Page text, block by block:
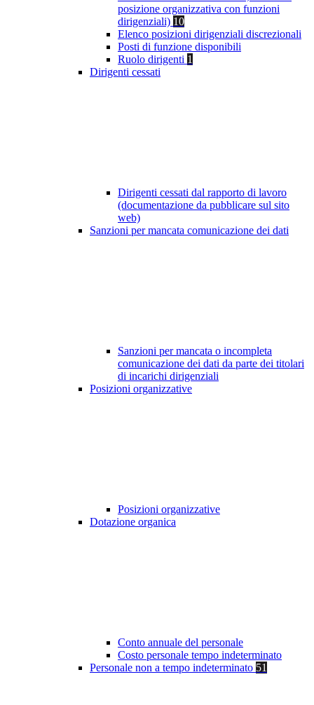
posizione organizzativa con funzioni
dirigenziali) 10
Elenco posizioni dirigenziali discrezionali
Posti di funzione disponibili
Ruolo dirigenti 1
Dirigenti cessati
Dirigenti cessati dal rapporto di lavoro
(documentazione da pubblicare sul sito
web)
Sanzioni per mancata comunicazione dei dati
Sanzioni per mancata o incompleta
comunicazione dei dati da parte dei titolari
di incarichi dirigenziali
Posizioni organizzative
Posizioni organizzative
Dotazione organica
Conto annuale del personale
Costo personale tempo indeterminato
Personale non a tempo indeterminato 51